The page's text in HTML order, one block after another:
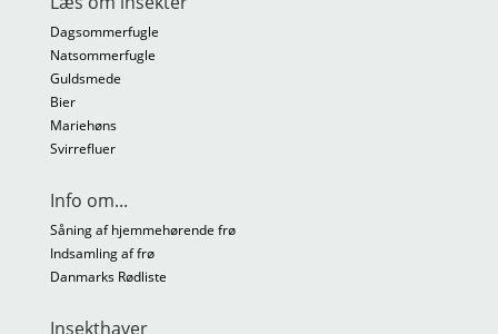
Dagsommerfugle
Natsommerfugle
Guldsmede
Bier
Mariehøns
Svirrefluer
Info om...
Såning af hjemmehørende frø
Indsamling af frø
Danmarks Rødliste
Insekthaver